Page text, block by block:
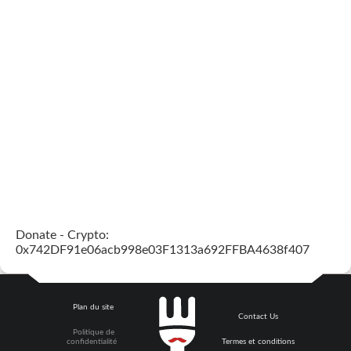
Donate - Crypto:
0x742DF91e06acb998e03F1313a692FFBA4638f407
Plan du site
Politique de
confidentialité
Contact Us
Termes et conditions